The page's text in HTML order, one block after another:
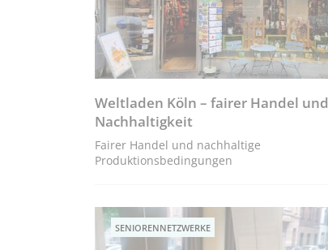
Weltladen Köln – fairer Handel und
Nachhaltigkeit
Fairer Handel und nachhaltige
Produktionsbedingungen
SENIORENNETZWERKE